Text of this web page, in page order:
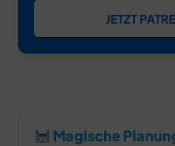
JETZT
Magische